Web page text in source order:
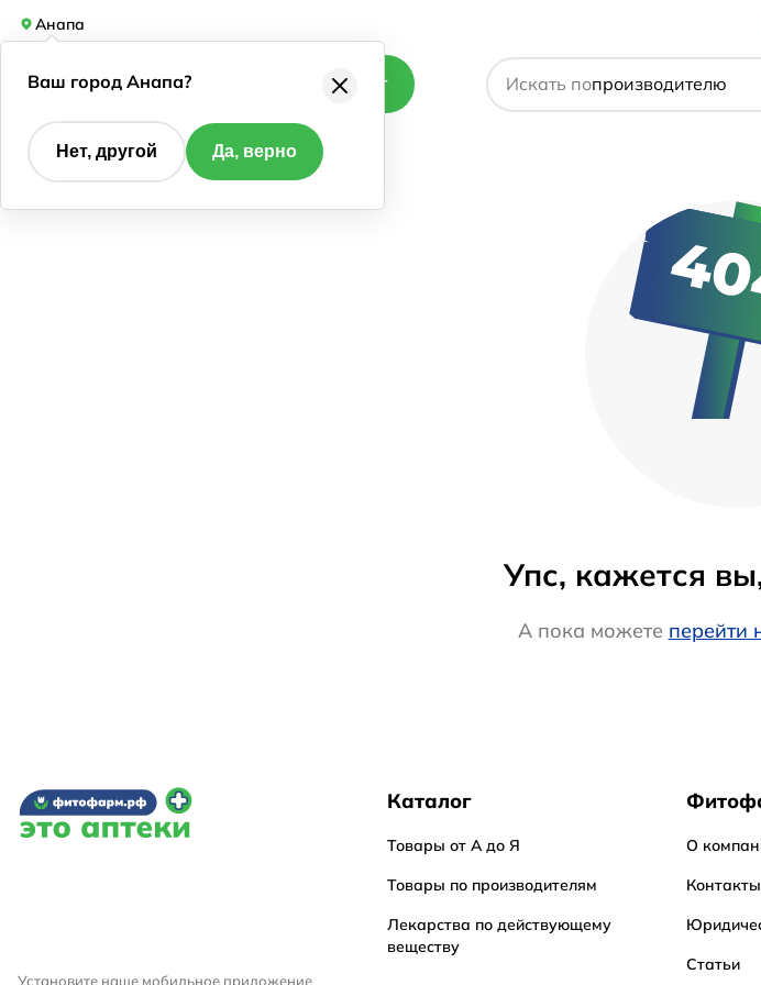
Анапа
Каталог Искать по
действующему
производителю
Упс, кажется
А пока можете перейти
Установите наше мобильное приложение
Каталог
Товары от А до Я
Товары по производителям
Лекарства по действующему
веществу
О
Контакты
Статьи
Ваш город Анапа?
Нет, другой Да, верно